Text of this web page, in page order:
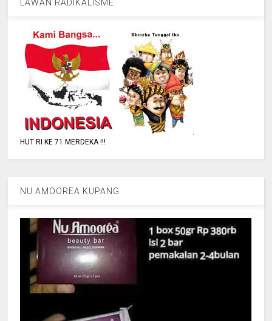
LAWAN RADIKALISME
HUT RI KE 71 MERDEKA !!!
NU AMOOREA KUPANG